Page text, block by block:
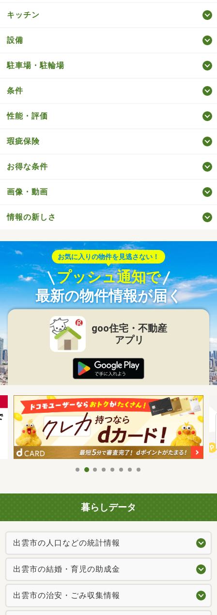
キッチン
設備
駐車場・駐輪場
条件
性能・評価
瑕疵保険
お得な条件
画像・動画
情報の新しさ
お気に入りの物件を見逃さない！
プッシュ通知で
最新の物件情報が届く
goo住宅・不動産
アプリ
暮らしデータ
出雲市の人口などの統計情報
出雲市の結婚・育児の助成金
出雲市の治安・ごみ収集情報